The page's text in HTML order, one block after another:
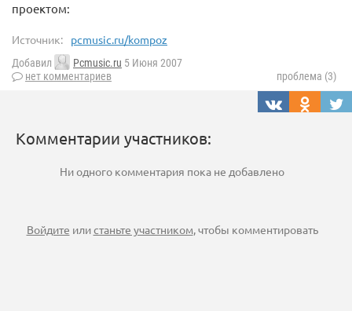
проектом:
Источник: pcmusic.ru/kompoz
Добавил Pcmusic.ru 5 Июня 2007
нет комментариев
проблема (3)
Комментарии участников:
Ни одного комментария пока не добавлено
Войдите илистаньте участником, чтобы комментировать